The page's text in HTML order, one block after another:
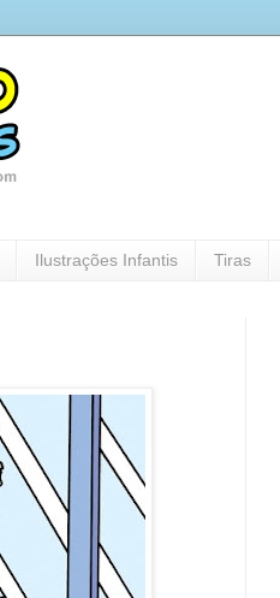
Ilustrações Infantis Tiras